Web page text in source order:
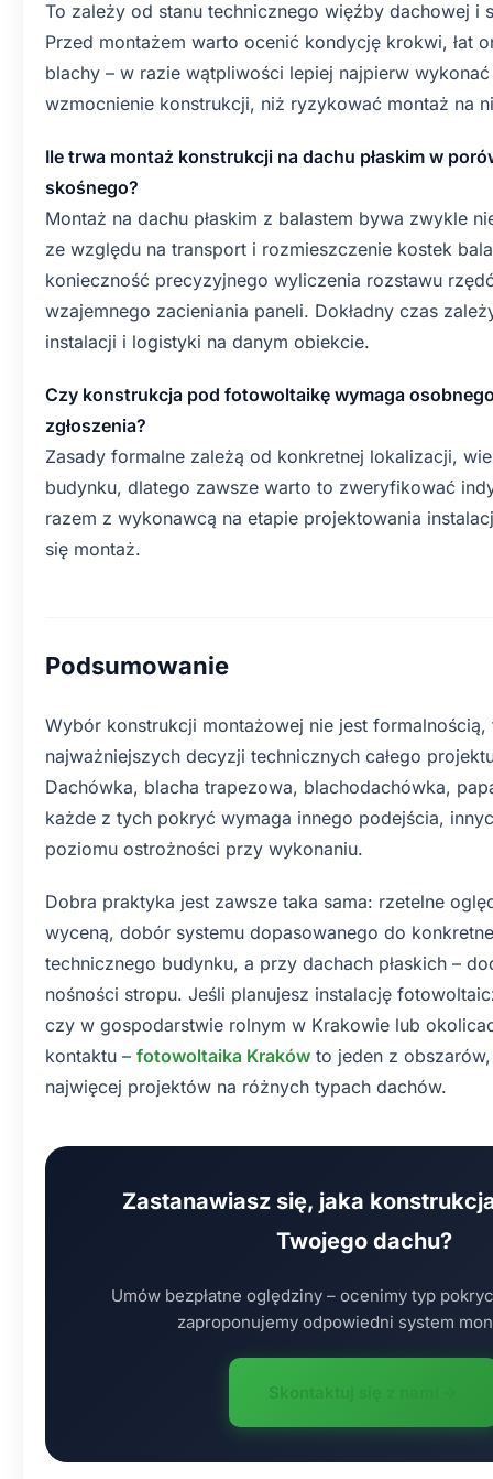
To zależy od stanu technicznego więźby dachowej i
Przed montażem warto ocenić kondycję krokwi, łat
blachy – w razie wątpliwości lepiej najpierw
wzmocnienie konstrukcji, niż ryzykować montaż na
Ile trwa montaż konstrukcji na dachu płaskim w
skośnego?
Montaż na dachu płaskim z balastem bywa zwykle
ze względu na transport i rozmieszczenie kostek
konieczność precyzyjnego wyliczenia rozstawu
wzajemnego zacieniania paneli. Dokładny czas
instalacji i logistyki na danym obiekcie.
Czy konstrukcja pod fotowoltaikę wymaga
zgłoszenia?
Zasady formalne zależą od konkretnej lokalizacji,
budynku, dlatego zawsze warto to zweryfikować
razem z wykonawcą na etapie projektowania
się montaż.
Podsumowanie
Wybór konstrukcji montażowej nie jest
najważniejszych decyzji technicznych całego
Dachówka, blacha trapezowa, blachodachówka,
każde z tych pokryć wymaga innego podejścia,
poziomu ostrożności przy wykonaniu.
Dobra praktyka jest zawsze taka sama: rzetelne
wyceną, dobór systemu dopasowanego do
technicznego budynku, a przy dachach płaskich –
nośności stropu. Jeśli planujesz instalację
czy w gospodarstwie rolnym w Krakowie lub
kontaktu – fotowoltaika Kraków to jeden z
najwięcej projektów na różnych typach dachów.
Zastanawiasz się, jaka
Twojego dachu?
Umów bezpłatne oględziny – ocenimy typ
zaproponujemy odpowiedni system